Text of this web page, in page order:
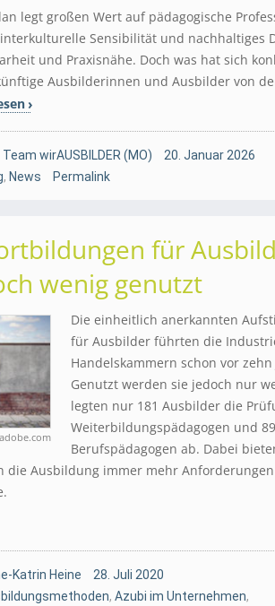
legt großen Wert auf pädagogische
Sensibilität und nachhaltiges
und Praxisnähe. Doch was hat sich
Ausbilderinnen und Ausbilder von
Team wirAUSBILDER (MO)
20. Januar 2026
, News Permalink
für
wenig genutzt
Die einheitlich anerkannten
für Ausbilder führten die
Handelskammern schon vor zehn
Genutzt werden sie jedoch nur
legten nur 181 Ausbilder die
Weiterbildungspädagogen und
Berufspädagogen ab. Dabei
die Ausbildung immer mehr
Katrin Heine
28. Juli 2020
, Azubi im Unternehmen,